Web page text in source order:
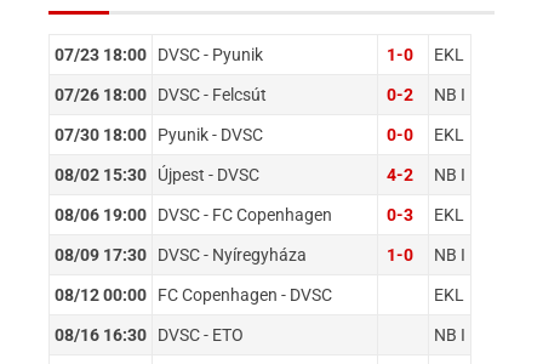
07/23 18:00 DVSC - Pyunik 1-0 EKL
07/26 18:00 DVSC - Felcsút 0-2 NB I
07/30 18:00 Pyunik - DVSC 0-0 EKL
08/02 15:30 Újpest - DVSC 4-2 NB I
08/06 19:00 DVSC - FC Copenhagen 0-3 EKL
08/09 17:30 DVSC - Nyíregyháza 1-0 NB I
08/12 00:00 FC Copenhagen - DVSC EKL
08/16 16:30 DVSC - ETO NB I